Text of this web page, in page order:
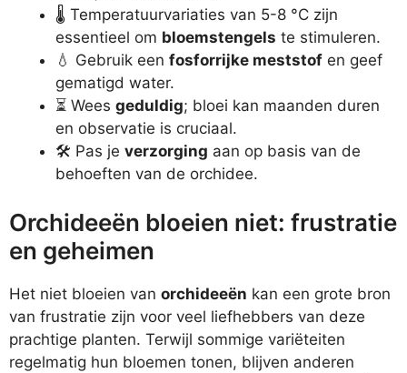
🌡️ Temperatuurvariaties van 5-8 °C zijn
essentieel om bloemstengels te stimuleren.
💧 Gebruik een fosforrijke meststof en geef
gematigd water.
⏳ Wees geduldig; bloei kan maanden duren
en observatie is cruciaal.
🛠️ Pas je verzorging aan op basis van de
behoeften van de orchidee.
Orchideeën bloeien niet: frustratie
en geheimen
Het niet bloeien van orchideeën kan een grote bron
van frustratie zijn voor veel liefhebbers van deze
prachtige planten. Terwijl sommige variëteiten
regelmatig hun bloemen tonen, blijven anderen